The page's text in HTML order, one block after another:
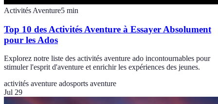
Activités Aventure5 min
Top 10 des Activités Aventure à Essayer Absolument
pour les Ados
Explorez notre liste des activités aventure ado incontournables pour
stimuler l'esprit d'aventure et enrichir les expériences des jeunes.
activités aventure adosports aventure
Jul 29